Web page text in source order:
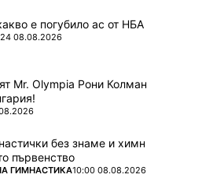
е погубило ас от НБА
08.08.2026
Mr. Olympia Рони Колман
без знаме и химн
първенство
ГИМНАСТИКА10:00 08.08.2026